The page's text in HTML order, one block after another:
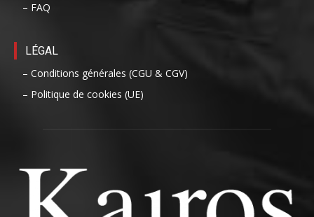
– FAQ
LÉGAL
– Conditions générales (CGU & CGV)
– Politique de cookies (UE)